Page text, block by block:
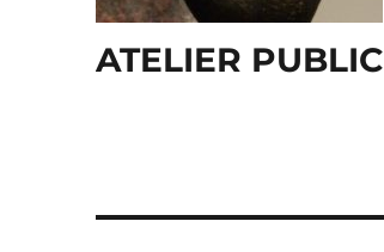
ATELIER PUBLIC